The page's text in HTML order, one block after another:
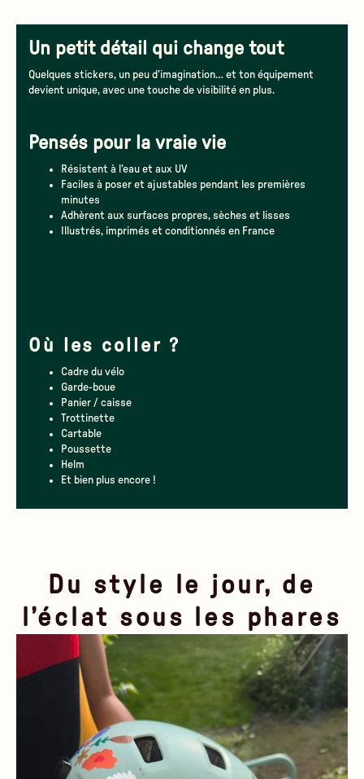
Un petit détail qui change tout
Quelques stickers, un peu d’imagination… et ton équipement
devient unique, avec une touche de visibilité en plus.
Pensés pour la vraie vie
Résistent à l’eau et aux UV
Faciles à poser et ajustables pendant les premières
minutes
Adhèrent aux surfaces propres, sèches et lisses
Illustrés, imprimés et conditionnés en France
Où les coller ?
Cadre du vélo
Garde-boue
Panier / caisse
Trottinette
Cartable
Poussette
Helm
Et bien plus encore !
Du style le jour, de
l’éclat sous les phares